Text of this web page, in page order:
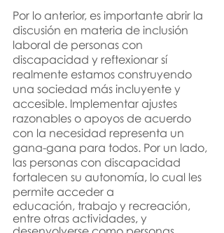
Por lo anterior, es importante abrir la
discusión en materia de inclusión
laboral de personas con
discapacidad y reftexionar sí
realmente estamos construyendo
una sociedad más incluyente y
accesible. lmplementar ajustes
razonables o apoyos de acuerdo
con la necesidad representa un
gana-gana para todos. Por un lado,
las personas con discapacidad
fortalecen su autonomía, lo cual les
permite acceder a
educación, trabajo y recreación,
entre otras actividades, y